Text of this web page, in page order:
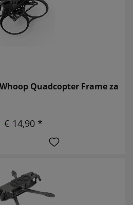
Quadcopter Frame za
€ 14,90 *